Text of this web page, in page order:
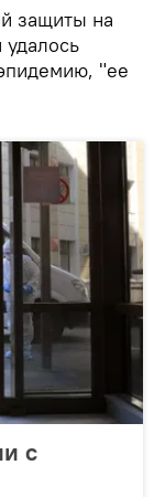
защиты на
"ее
с